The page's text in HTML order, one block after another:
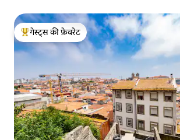
गेस्ट्स का टॉप फ़ेवरेट
गेस्ट्स की फ़ेवरेट